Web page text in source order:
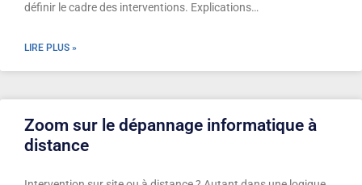
définir le cadre des interventions. Explications…
LIRE PLUS »
Zoom sur le dépannage informatique à
distance